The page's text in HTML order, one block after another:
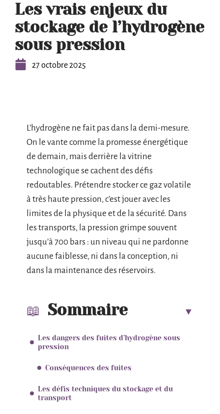
Les vrais enjeux du
stockage de l’hydrogène
sous pression
27 octobre 2025
L’hydrogène ne fait pas dans la demi-mesure.
On le vante comme la promesse énergétique
de demain, mais derrière la vitrine
technologique se cachent des défis
redoutables. Prétendre stocker ce gaz volatile
à très haute pression, c’est jouer avec les
limites de la physique et de la sécurité. Dans
les transports, la pression grimpe souvent
jusqu’à 700 bars : un niveau qui ne pardonne
aucune faiblesse, ni dans la conception, ni
dans la maintenance des réservoirs.
Sommaire
Les dangers des fuites d’hydrogène sous
pression
Conséquences des fuites
Les défis techniques du stockage et du
transport